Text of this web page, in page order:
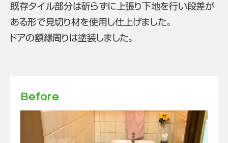
既存タイル部分は斫らずに上張り下地を行い段差が
ある形で見切り材を使用し仕上げました。
ドアの額縁周りは塗装しました。
Before